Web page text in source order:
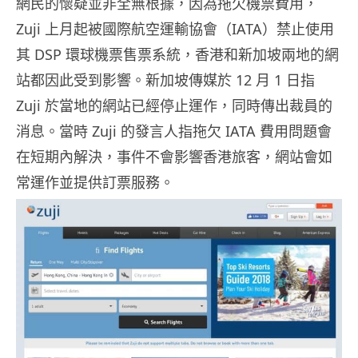
Zuji 上月起被國際航空運輸協會（IATA）禁止使用
其 DSP 環球機票售票系統，香港和新加坡兩地的網
站都因此受到影響。新加坡傳媒於 12 月 1 日指
Zuji 於當地的網站已經停止運作，同時傳出裁員的
消息。當時 Zuji 的發言人指拖欠 IATA 費用問題會
在短期內解決，事件不會影響香港旅客，網站會如
常運作並提供訂票服務。